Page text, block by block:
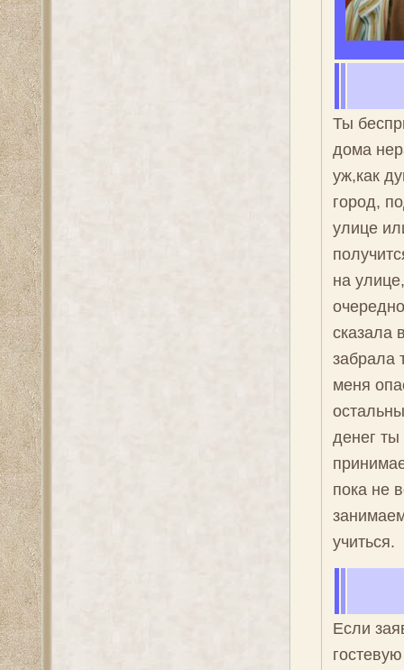
Ты
дома
уж,как
город,
улице
на
сказала
забрала
меня
денег
пока не
учиться.
Если